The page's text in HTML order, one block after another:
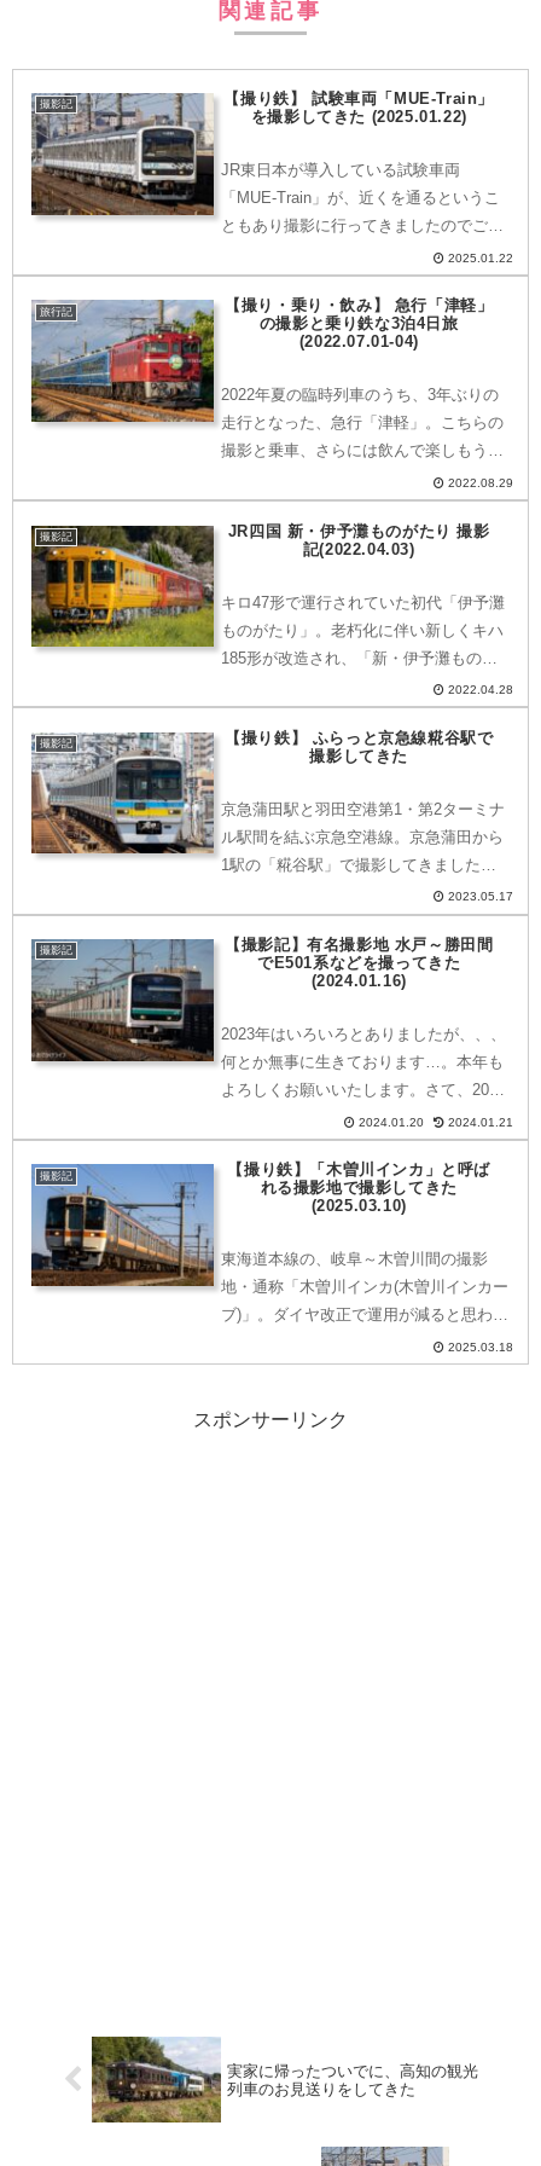
関連記事
撮影記
【撮り鉄】 試験車両「MUE-Train」
を撮影してきた (2025.01.22)
JR東日本が導入している試験車両
「MUE-Train」が、近くを通るというこ
ともあり撮影に行ってきましたのでご紹
介いたします。Mue trainとは「車両の性
能向上に関する開発」「次世代車両制御
システムの開発」「営業用車両を用いた
地上設備の...
2025.01.22
旅行記
【撮り・乗り・飲み】 急行「津軽」
の撮影と乗り鉄な3泊4日旅
(2022.07.01-04)
2022年夏の臨時列車のうち、3年ぶりの
走行となった、急行「津軽」。こちらの
撮影と乗車、さらには飲んで楽しもう…
という2泊3日の旅行に行ってきましたの
でご紹介いたします。1日目 旅の始ま
りは…羽田空港いつもお世話になってい
る「羽田空港」第2...
2022.08.29
撮影記
JR四国 新・伊予灘ものがたり 撮影
記(2022.04.03)
キロ47形で運行されていた初代「伊予灘
ものがたり」。老朽化に伴い新しくキハ
185形が改造され、「新・伊予灘ものが
たり」が2022年4月2日より運行を開始し
ました。筆者は、2022年4月1日・2日と
伯備線撮影後に松山へと向かい、運行開
2022.04.28
撮影記
【撮り鉄】 ふらっと京急線糀谷駅で
撮影してきた
京急蒲田駅と羽田空港第1・第2ターミナ
ル駅間を結ぶ京急空港線。京急蒲田から
1駅の「糀谷駅」で撮影してきましたの
でご紹介いたします。糀谷駅はどこにあ
る？京急蒲田駅から空港線で1駅のとこ
ろに位置します。京急車以外がたくさん
やってきたこの日ちょう...
2023.05.17
撮影記
【撮影記】有名撮影地 水戸～勝田間
でE501系などを撮ってきた
(2024.01.16)
2023年はいろいろとありましたが、、、
何とか無事に生きております…。本年も
よろしくお願いいたします。さて、2024
年春のダイヤ改正で運用のさらなる削減
が見込まれそうなE501系をメインに撮影
してきました。撮影地：常磐線 水戸～勝
田那珂川に...
2024.01.20 2024.01.21
撮影記
【撮り鉄】「木曽川インカ」と呼ば
れる撮影地で撮影してきた
(2025.03.10)
東海道本線の、岐阜～木曽川間の撮影
地・通称「木曽川インカ(木曽川インカー
ブ)」。ダイヤ改正で運用が減ると思われ
る311系を目当てに撮影に行ってきまし
た。撮影地JR東海道本線「木曽川駅」か
て徐々に増えてい...
2025.03.18
スポンサーリンク
実家に帰ったついでに、高知の観光
列車のお見送りをしてきた